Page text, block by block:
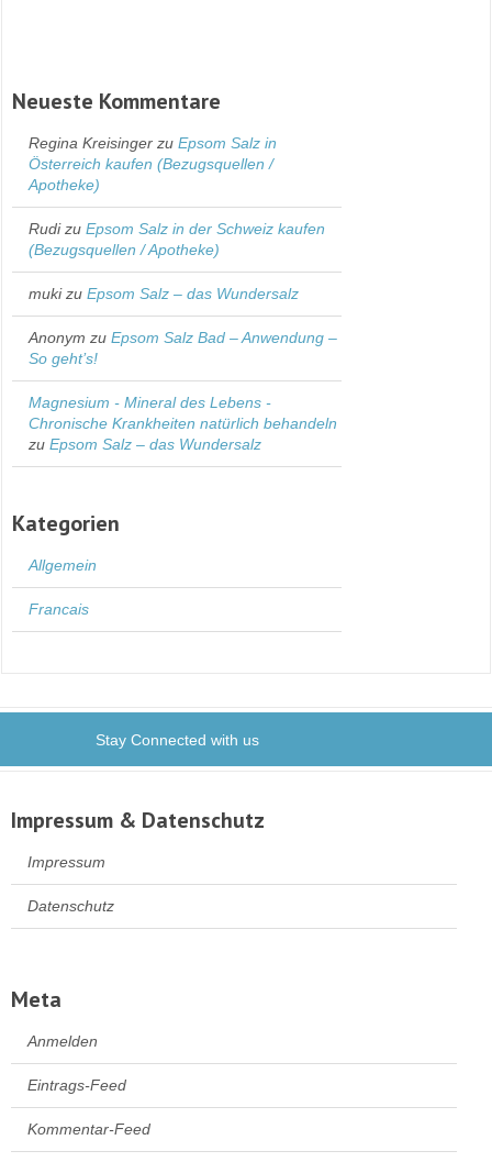
Neueste Kommentare
Regina Kreisinger zuEpsom Salz in
Österreich kaufen (Bezugsquellen /
Apotheke)
RudizuEpsom Salz in der Schweiz kaufen
(Bezugsquellen / Apotheke)
mukizuEpsom Salz – das Wundersalz
Anonym zuEpsom Salz Bad – Anwendung –
So geht’s!
Magnesium - Mineral des Lebens -
Chronische Krankheiten natürlich behandeln
zuEpsom Salz – das Wundersalz
Kategorien
Allgemein
Francais
Stay Connected with us
Impressum & Datenschutz
Impressum
Datenschutz
Meta
Anmelden
Eintrags-Feed
Kommentar-Feed